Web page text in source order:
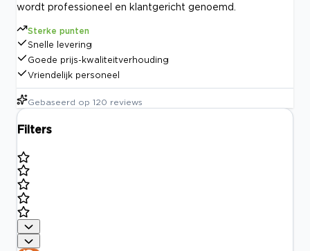
wordt professioneel en klantgericht genoemd.
Sterke punten
Snelle levering
Goede prijs-kwaliteitverhouding
Vriendelijk personeel
Gebaseerd op 120 reviews
Filters